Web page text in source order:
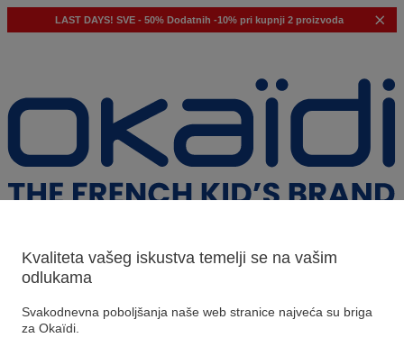
LAST DAYS! SVE - 50% Dodatnih -10% pri kupnji 2 proizvoda
Naši prijedlozi
Kvaliteta vašeg iskustva temelji se na vašim
odlukama
Svakodnevna poboljšanja naše web stranice najveća su briga
za Okaïdi.